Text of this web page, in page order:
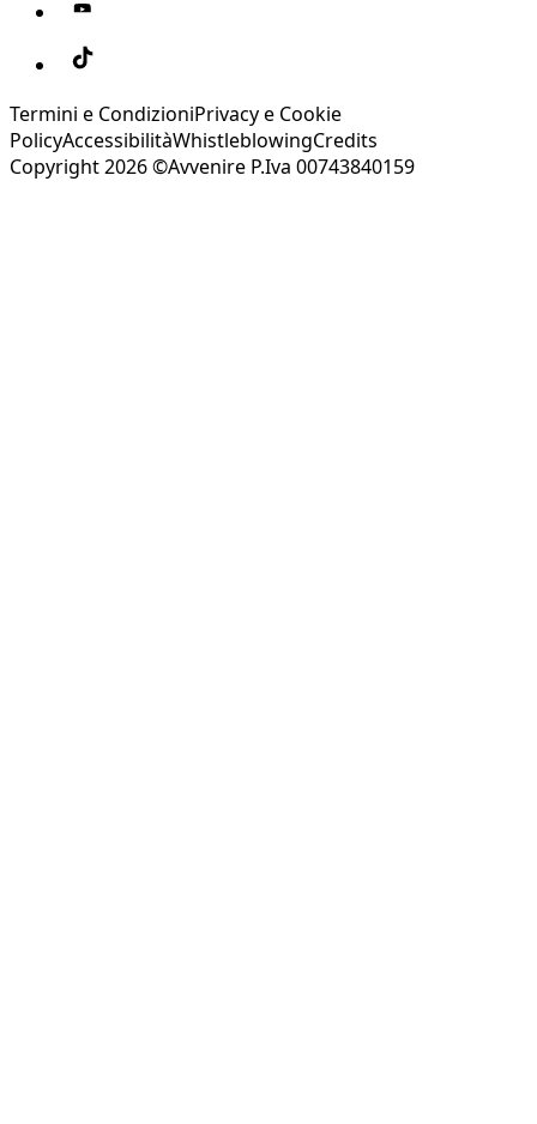
Termini e CondizioniPrivacy e Cookie
PolicyAccessibilitàWhistleblowingCredits
Copyright 2026 ©Avvenire P.Iva 00743840159